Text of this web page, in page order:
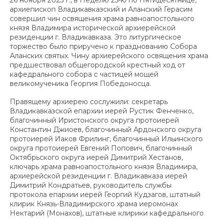
архиепископ Владикавказский и Аланский Герасим
совершил чин освящения храма равноапостольного
князя Владимира исторической архиерейской
резиденции г. Владикавказа. Это литургическое
торжество было приручено к празднованию Собора
Аланских святых. Чину архиерейского освящения храма
предшествовал общегородской крестный ход от
кафедрального собора с частицей мощей
великомученика Георгия Победоносца.
Правящему архиерею сослужили: секретарь
Владикавказской епархии иерей Рустик Фенченко,
благочинный Иристонского округа протоиерей
Константин Джиоев, благочинный Ардонского округа
протоиерей Иаков Фрилинг, благочинный Ильинского
округа протоиерей Евгений Попович, благочинный
Октябрьского округа иерей Димитрий Хестанов,
ключарь храма равноапостольного князя Владимира,
архиерейской резиденции г. Владикавказа иерей
Димитрий Кондратьев, руководитель службы
протокола епархии иерей Георгий Кудзагов, штатный
клирик Князь-Владимирского храма иеромонах
Нектарий (Монахов), штатные клирики кафедрального